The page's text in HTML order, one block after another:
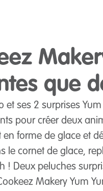
que
ses 2 surprises
pour créer deux
forme de glace et
le cornet de glace,
! Deux peluches
Makery Yum